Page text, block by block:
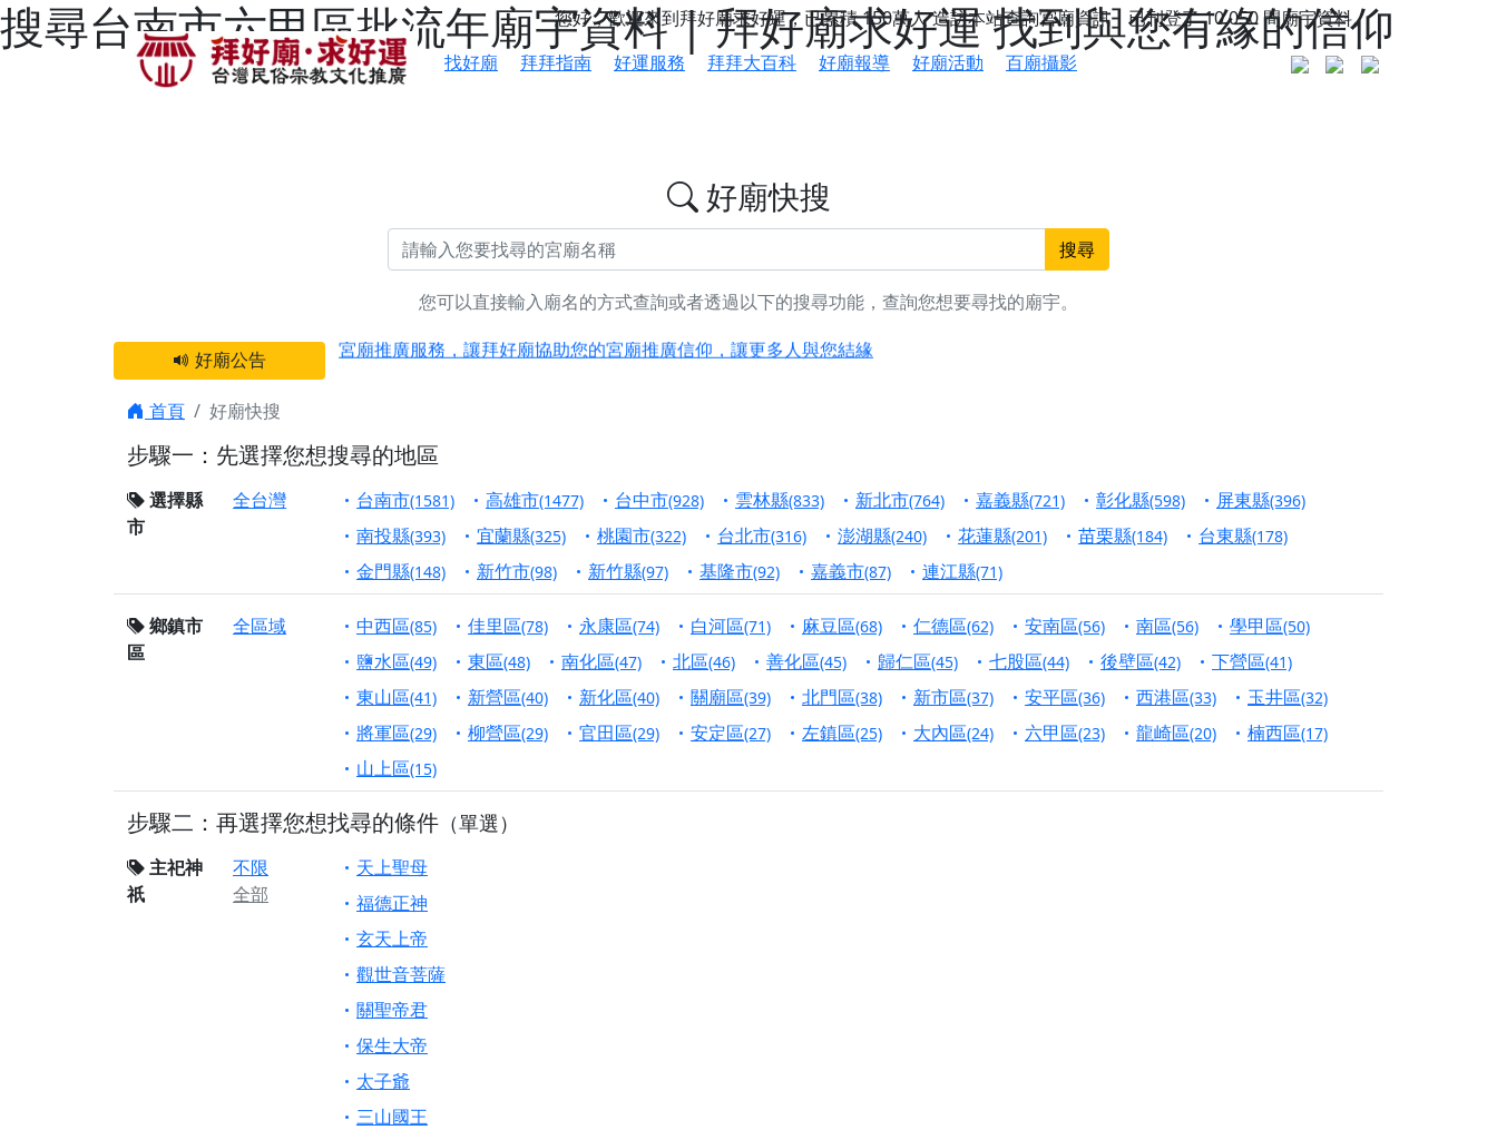
搜尋台南市六甲區批流年廟宇資料 | 拜好廟求好運 找到與您有緣的信仰
您好，歡迎來到拜好廟求好運，已累積150萬人造訪本站查詢宮廟資訊，已刊登了10,050間廟宇資料。
找好廟
拜拜指南 好運服務 拜拜大百科 好廟報導 好廟活動 百廟攝影
好廟快搜
搜尋
您可以直接輸入廟名的方式查詢或者透過以下的搜尋功能，查詢您想要尋找的廟宇。
好廟公告
感謝 【新竹縣新豐鄉 池和宮】 贊助支持我們推廣台灣民俗宗教文化
宮廟推廣服務，讓拜好廟協助您的宮廟推廣信仰，讓更多人與您結緣
【屏東縣獅子鄉 楓港清華山聖天宮】驪山母娘聖誕暨中元普渡大法會，誠邀十方善信大德，一同回到母娘慈悲座前，祈福納祥、慎
終追遠、廣植福田
【桃園市 桃園蓮華寺】盂蘭盆中元報恩法會，這場法會不只是超薦與普渡，更是一份對祖先的感恩、對親人的思念，也是為家人祈
願平安順遂的慈悲心意。
【桃園龜山 慈恩宮】丙午年梁皇寶懺法會，一念虔誠禮寶懺，一分懺悔植福田，誠邀十方善信大德共同參與。
【新北貢寮 南極玉明殿】中元普渡大法會，誠摯歡迎十方善信大德隨喜贊普，為祖先親眷祈求安息，也為自身與家人累積福德、種
下善緣。
【桃園慈善宮(天公廟)】中元普渡交給專業的來，省時省力又積福！「玉皇大帝 大天尊」 親自坐鎮主法！幫你累積的功德福報自然
是「超級加倍」！
【台北北投 福慶宮】慶讚中元普渡法會，誠摯邀請十方善信大德，一同回到北投土地公埔，祈願闔家平安、地方祥和、福運綿長。
【桃園龜山 慈恩宮】瑤池金母聖誕祝壽盛典，邀請十方善信大德蒞臨參香祝壽，同沐母娘慈光，共祈平安吉祥
【桃園龜山 慈恩宮】丙午年慶讚中元普渡法會，正是讓我們用善念與功德，迴向冥陽兩利、闔家平安的殊勝因緣。
【新北八里 紫德宮】丙午年中元普渡讚普超薦法會，普施眾生・慎終追遠・廣植福田
【台北北投金虎爺會】父親節陪爸爸一起闖關趣，邀請大小朋友一起留下珍貴的家庭回憶
【新北八里 紫德宮】父親節奉茶感恩活動，一杯茶，一份心意；一句感謝，一生難忘。
【桃園新屋 深圳玄天宮】農曆七月擴大犒軍科儀，吉祥月不只有普渡祈福，也有一份感謝守護的虔誠心意
【桃園新屋 深圳玄天宮】七娘媽聖誕祝壽慶典，誠摯邀請十方善信大德攜家帶眷前來參香，共同向七娘媽祝壽祈福
【桃園慈善宮(天公廟)】虎爺元帥 開光大典，祈求虎爺神威護持，庇佑闔家平安、財運亨通、事業順遂、百邪退散。
歡迎友廟長官、小編加入我們LINE官方帳號，讓我們協助您的廟宇推廣。
歡迎信眾分享您前往廟宇的參拜體驗，推廣您的信仰
首頁 好廟快搜
步驟一：先選擇您想搜尋的地區
選擇縣
市
全台灣 台南市(1581) 高雄市(1477) 台中市(928) 雲林縣(833) 新北市(764) 嘉義縣(721) 彰化縣(598) 屏東縣(396)
南投縣(393) 宜蘭縣(325) 桃園市(322) 台北市(316) 澎湖縣(240) 花蓮縣(201) 苗栗縣(184) 台東縣(178)
金門縣(148) 新竹市(98) 新竹縣(97) 基隆市(92) 嘉義市(87) 連江縣(71)
鄉鎮市
區
全區域 中西區(85) 佳里區(78) 永康區(74) 白河區(71) 麻豆區(68) 仁德區(62) 安南區(56) 南區(56) 學甲區(50)
鹽水區(49) 東區(48) 南化區(47) 北區(46) 善化區(45) 歸仁區(45) 七股區(44) 後壁區(42) 下營區(41)
東山區(41) 新營區(40) 新化區(40) 關廟區(39) 北門區(38) 新市區(37) 安平區(36) 西港區(33) 玉井區(32)
將軍區(29) 柳營區(29) 官田區(29) 安定區(27) 左鎮區(25) 大內區(24) 六甲區(23) 龍崎區(20) 楠西區(17)
山上區(15)
步驟二：再選擇您想找尋的條件 （單選）
主祀神
祇
不限
全部
天上聖母
福德正神
玄天上帝
觀世音菩薩
關聖帝君
保生大帝
太子爺
三山國王